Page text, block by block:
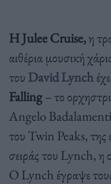
Η Julee Cruise,η
αιθέρια μουσική
του David Lynch
Falling– το
Angelo
του Twin Peaks, της
σειράς του Lynch, η
Ο Lynch έγραψε τους